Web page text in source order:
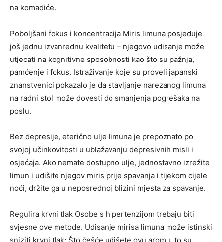
na komadiće.
Poboljšani fokus i koncentracija Miris limuna posjeduje
još jednu izvanrednu kvalitetu – njegovo udisanje može
utjecati na kognitivne sposobnosti kao što su pažnja,
pamćenje i fokus. Istraživanje koje su proveli japanski
znanstvenici pokazalo je da stavljanje narezanog limuna
na radni stol može dovesti do smanjenja pogrešaka na
poslu.
Bez depresije, eterično ulje limuna je prepoznato po
svojoj učinkovitosti u ublažavanju depresivnih misli i
osjećaja. Ako nemate dostupno ulje, jednostavno izrežite
limun i udišite njegov miris prije spavanja i tijekom cijele
noći, držite ga u neposrednoj blizini mjesta za spavanje.
Regulira krvni tlak Osobe s hipertenzijom trebaju biti
svjesne ove metode. Udisanje mirisa limuna može istinski
sniziti krvni tlak; Što češće udišete ovu aromu, to su